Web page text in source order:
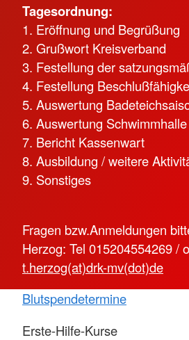
Tagesordnung:
1. Eröffnung und Begrüßung
2. Grußwort Kreisverband
3. Festellung der
4. Festellung
5. Auswertung
6. Auswertung
7. Bericht Kassenwart
8. Ausbildung / weitere
9. Sonstiges
Fragen bzw.Anmeldungen
Herzog: Tel 015204554269 /
t.herzog(at)drk-mv(dot)de
Blutspendetermine
Erste-Hilfe-Kurse